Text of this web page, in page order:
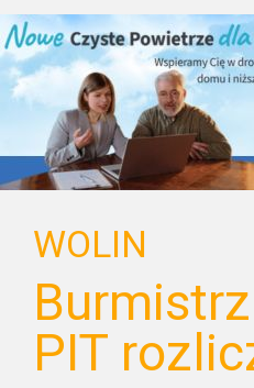
WOLIN
PIT